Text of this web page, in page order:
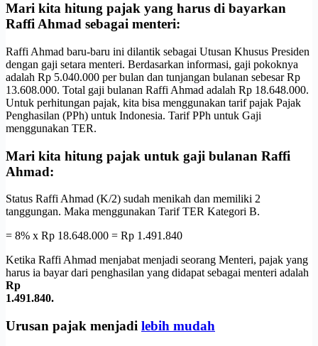
Mari kita hitung pajak yang harus di bayarkan
Raffi Ahmad sebagai menteri:
Raffi Ahmad baru-baru ini dilantik sebagai Utusan Khusus Presiden
dengan gaji setara menteri. Berdasarkan informasi, gaji pokoknya
adalah Rp 5.040.000 per bulan dan tunjangan bulanan sebesar Rp
13.608.000. Total gaji bulanan Raffi Ahmad adalah Rp 18.648.000.
Untuk perhitungan pajak, kita bisa menggunakan tarif pajak Pajak
Penghasilan (PPh) untuk Indonesia. Tarif PPh untuk Gaji
menggunakan TER.
Mari kita hitung pajak untuk gaji bulanan Raffi
Ahmad:
Status Raffi Ahmad (K/2) sudah menikah dan memiliki 2
tanggungan. Maka menggunakan Tarif TER Kategori B.
= 8% x Rp 18.648.000 = Rp 1.491.840
Ketika Raffi Ahmad menjabat menjadi seorang Menteri, pajak yang
harus ia bayar dari penghasilan yang didapat sebagai menteri adalah
Rp
1.491.840.
Urusan pajak menjadi lebih mudah